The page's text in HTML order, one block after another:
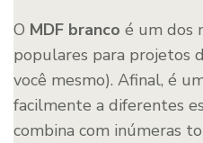
O MDF branco é um dos
populares para projetos
você mesmo). Afinal, é
facilmente a diferentes
combina com inúmeras